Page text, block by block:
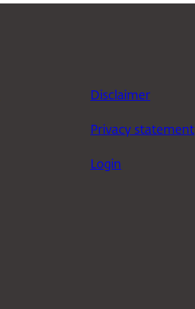
Disclaimer
Privacy statement
Login